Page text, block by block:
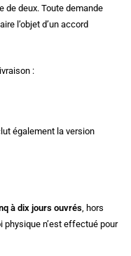
de deux. Toute demande
l’objet d’un accord
:
également la version
à dix jours ouvrés, hors
n’est effectué pour